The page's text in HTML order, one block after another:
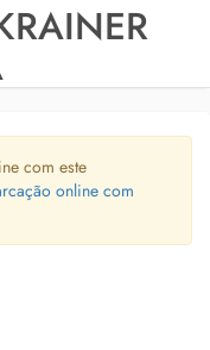
com este
online com